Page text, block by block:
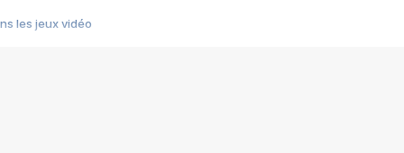
les jeux vidéo